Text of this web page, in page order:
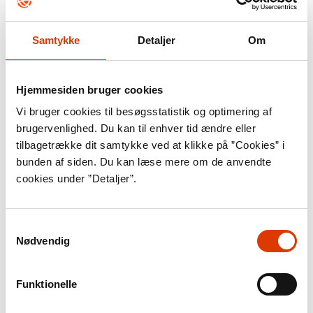
Samtykke Detaljer Om
Hjemmesiden bruger cookies
Vi bruger cookies til besøgsstatistik og optimering af
brugervenlighed. Du kan til enhver tid ændre eller
tilbagetrække dit samtykke ved at klikke på ”Cookies” i
bunden af siden. Du kan læse mere om de anvendte
cookies under ”Detaljer”.
Nødvendig
Funktionelle
Kilde:Kirill Kudryavtsev/AFP/Ritzau
Scanpix
der risikerer at blive ramt som
følge af en amerikansk
straftold, er den danske
rederivirksomhed Mærsk, som
lever af at fragte varer mellem
landene og derfor får nye vilkår
usikkerhed og vanskelige vilkår